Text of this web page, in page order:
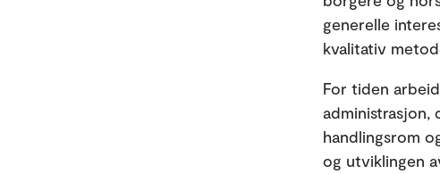
generelle
kvalitativ
For tiden
administrasjon,
handlingsrom
og utviklingen